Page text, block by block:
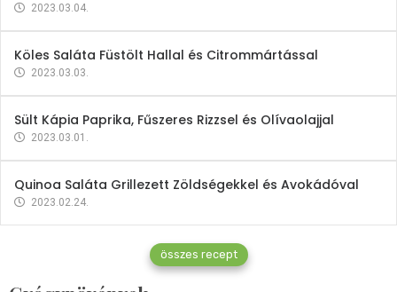
2023.03.04.
Köles Saláta Füstölt Hallal és Citrommártással
2023.03.03.
Sült Kápia Paprika, Fűszeres Rizzsel és Olívaolajjal
2023.03.01.
Quinoa Saláta Grillezett Zöldségekkel és Avokádóval
2023.02.24.
összes recept
Gyógynövények
Mindent a petrezselyemről